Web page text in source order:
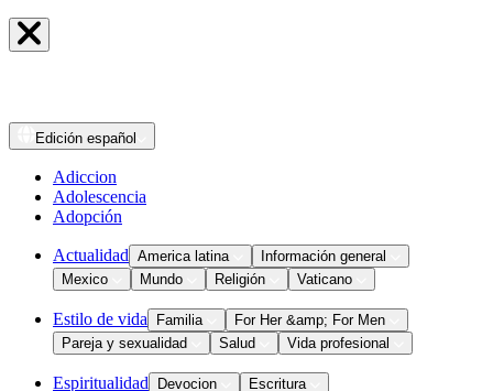
Edición español
Adiccion
Adolescencia
Adopción
Actualidad America latina
Información general
Mexico
Mundo Religión Vaticano
Estilo de vida Familia
For Her &amp; For Men
Pareja y sexualidad
Salud Vida profesional
Espiritualidad Devocion
Escritura